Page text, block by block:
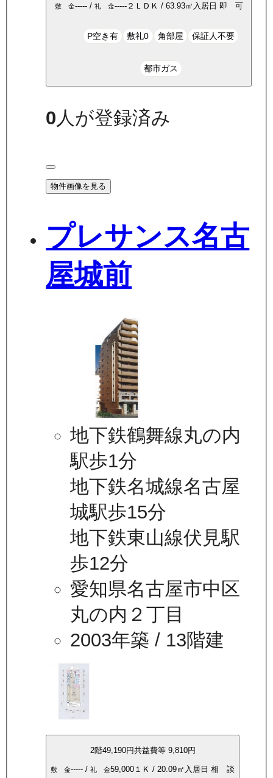
敷 金-----/ 礼 金-----２ＬＤＫ / 63.93㎡ 入居日 即 可
P空き有 敷礼0 角部屋 保証人不要
都市ガス
0 人が登録済み
物件画像を見る
プレサンス名古
屋城前
地下鉄鶴舞線丸の内
駅歩1分
地下鉄名城線名古屋
城駅歩15分
地下鉄東山線伏見駅
歩12分
愛知県名古屋市中区
丸の内２丁目
2003年築 / 13階建
2階49,190円共益費等 9,810円
敷 金----- /礼 金59,000 １Ｋ / 20.09㎡ 入居日相 談